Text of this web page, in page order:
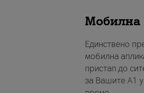
Мобилна
Единствено
мобилна
пристап до
за Вашите A1